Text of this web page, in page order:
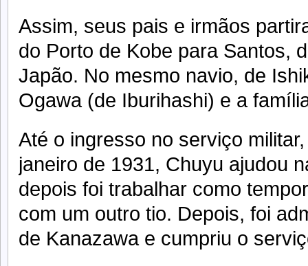
Assim, seus pais e irmãos
do Porto de Kobe para Santos,
Japão. No mesmo navio, de
Ogawa (de Iburihashi) e a
Até o ingresso no serviço
janeiro de 1931, Chuyu ajudou
depois foi trabalhar como
com um outro tio. Depois, foi
de Kanazawa e cumpriu o